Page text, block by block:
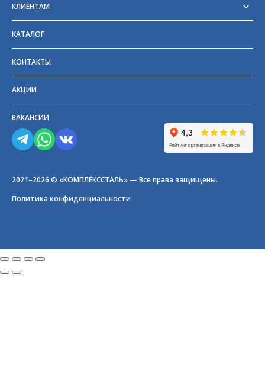
Отзывы
Блог
Партнёры и поставщики
КЛИЕНТАМ
Возврат
Частые вопросы
Прайс-лист
КАТАЛОГ
КОНТАКТЫ
АКЦИИ
ВАКАНСИИ
2021–2026 © «КОМПЛЕКССТАЛЬ» — Все права защищены.
Политика конфиденциальности